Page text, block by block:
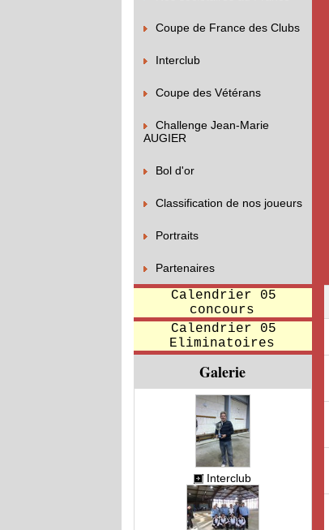
Coupe de France des Clubs
Interclub
Coupe des Vétérans
Challenge Jean-Marie
AUGIER
Bol d'or
Classification de nos joueurs
Portraits
Partenaires
Calendrier 05
concours
Calendrier 05
Eliminatoires
Galerie
Interclub